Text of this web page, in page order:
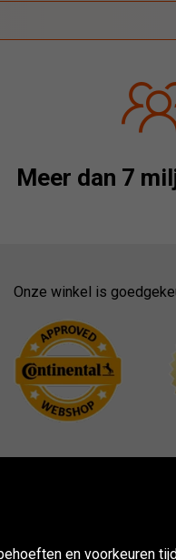
Meer dan 7
Onze winkel is
en voorkeuren